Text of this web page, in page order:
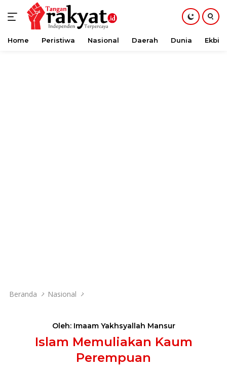
Langsung
Home Peristiwa Nasional Daerah Dunia Ekbis
Beranda Nasional
Oleh: Imaam Yakhsyallah Mansur
Islam Memuliakan Kaum
Perempuan